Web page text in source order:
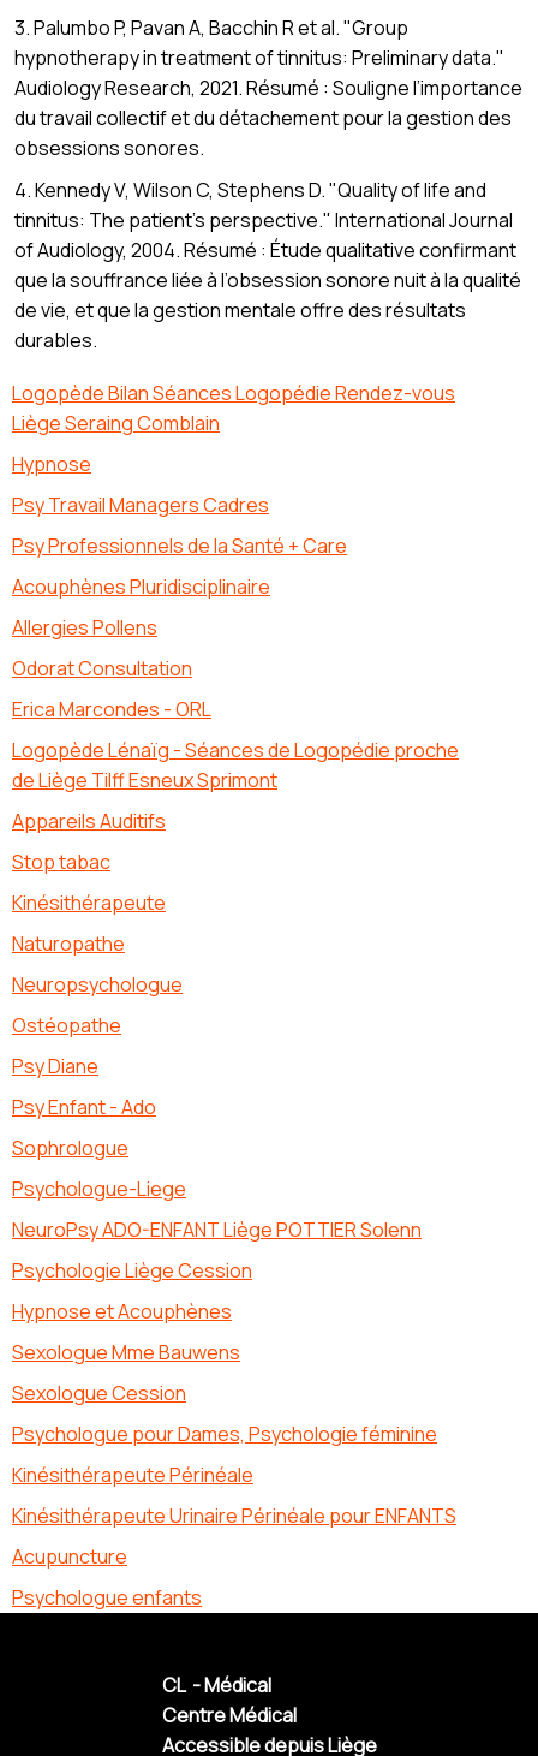
3. Palumbo P, Pavan A, Bacchin R et al. "Group
hypnotherapy in treatment of tinnitus: Preliminary data."
Audiology Research, 2021. Résumé : Souligne l’importance
du travail collectif et du détachement pour la gestion des
obsessions sonores.
4. Kennedy V, Wilson C, Stephens D. "Quality of life and
tinnitus: The patient’s perspective." International Journal
of Audiology, 2004. Résumé : Étude qualitative confirmant
que la souffrance liée à l’obsession sonore nuit à la qualité
de vie, et que la gestion mentale offre des résultats
durables.
Logopède Bilan Séances Logopédie Rendez-vous
Liège Seraing Comblain
Hypnose
Psy Travail Managers Cadres
Psy Professionnels de la Santé + Care
Acouphènes Pluridisciplinaire
Allergies Pollens
Odorat Consultation
Erica Marcondes - ORL
Logopède Lénaïg - Séances de Logopédie proche
de Liège Tilff Esneux Sprimont
Appareils Auditifs
Stop tabac
Kinésithérapeute
Naturopathe
Neuropsychologue
Ostéopathe
Psy Diane
Psy Enfant - Ado
Sophrologue
Psychologue-Liege
NeuroPsy ADO-ENFANT Liège POTTIER Solenn
Psychologie Liège Cession
Hypnose et Acouphènes
Sexologue Mme Bauwens
Sexologue Cession
Psychologue pour Dames, Psychologie féminine
Kinésithérapeute Périnéale
Kinésithérapeute Urinaire Périnéale pour ENFANTS
Acupuncture
Psychologue enfants
CL - Médical
Centre Médical
Accessible depuis Liège